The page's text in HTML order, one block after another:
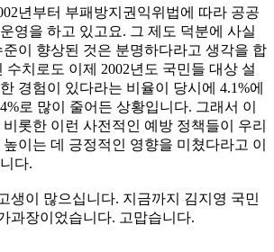
년부터 부패방지권익위법에 따라 공공
영을 하고 있고요. 그 제도 덕분에 사실
이 향상된 것은 분명하다라고 생각을 합
수치로도 이제 2002년도 국민들 대상 설
경험이 있다라는 비율이 당시에 4.1%에
로 많이 줄어든 상황입니다. 그래서 이
롯한 이런 사전적인 예방 정책들이 우리
이는 데 긍정적인 영향을 미쳤다라고 이
다.
생이 많으십니다. 지금까지 김지영 국민
과장이었습니다. 고맙습니다.